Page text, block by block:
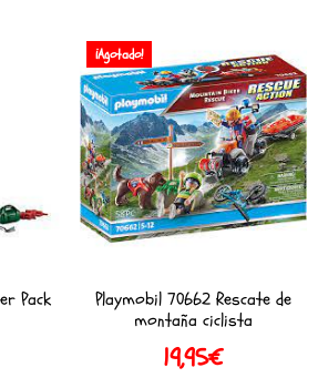
Pack
¡Agotado!
Playmobil 70662 Rescate de
montaña ciclista
19,95€